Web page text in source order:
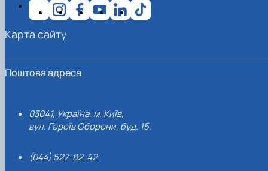
Поштова адреса
03041, Україна, м. Київ,
вул. Героїв Оборони, буд. 15.
(044) 527-82-42
Карта сайту